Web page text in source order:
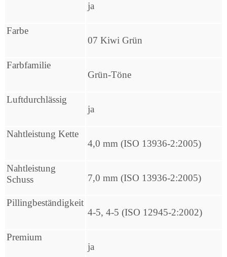
ja
Farbe
07 Kiwi Grün
Farbfamilie
Grün-Töne
Luftdurchlässig
ja
Nahtleistung Kette
4,0 mm (ISO 13936-2:2005)
Nahtleistung
Schuss
7,0 mm (ISO 13936-2:2005)
Pillingbeständigkeit
4-5, 4-5 (ISO 12945-2:2002)
Premium
ja